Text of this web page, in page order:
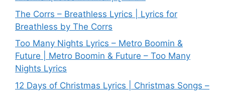
The Corrs – Breathless Lyrics | Lyrics for
Breathless by The Corrs
Too Many Nights Lyrics – Metro Boomin &
Future | Metro Boomin & Future – Too Many
Nights Lyrics
12 Days of Christmas Lyrics | Christmas Songs –